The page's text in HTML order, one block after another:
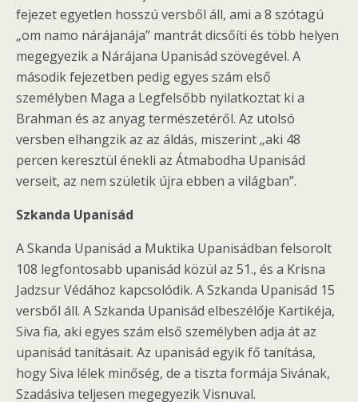
fejezet egyetlen hosszú versből áll, ami a 8 szótagú
„om namo nárájanája” mantrát dicsőíti és több helyen
megegyezik a Nárájana Upanisád szövegével. A
második fejezetben pedig egyes szám első
személyben Maga a Legfelsőbb nyilatkoztat ki a
Brahman és az anyag természetéről. Az utolsó
versben elhangzik az az áldás, miszerint „aki 48
percen keresztül énekli az Átmabodha Upanisád
verseit, az nem születik újra ebben a világban”.
Szkanda Upanisád
A Skanda Upanisád a Muktika Upanisádban felsorolt
108 legfontosabb upanisád közül az 51., és a Krisna
Jadzsur Védához kapcsolódik. A Szkanda Upanisád 15
versből áll. A Szkanda Upanisád elbeszélője Kartikéja,
Siva fia, aki egyes szám első személyben adja át az
upanisád tanításait. Az upanisád egyik fő tanítása,
hogy Siva lélek minőség, de a tiszta formája Sivának,
Szadásiva teljesen megegyezik Visnuval.